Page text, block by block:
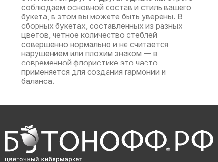
соблюдаем основной состав и стиль вашего
букета, в этом вы можете быть уверены. В
сборных букетах, составленных из разных
цветов, четное количество стеблей
совершенно нормально и не считается
нарушением или плохим знаком — в
современной флористике это часто
применяется для создания гармонии и
баланса.